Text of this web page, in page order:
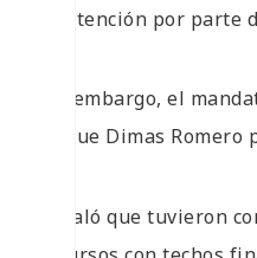
de atención por parte
Sin embargo, el
de que Dimas
Señaló que tuvieron